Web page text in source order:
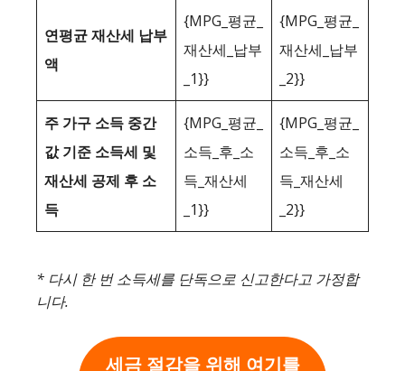
연평균 재산세 납부
액
{MPG_평균_
재산세_납부
_1}}
{MPG_평균_
재산세_납부
_2}}
주 가구 소득 중간
값 기준 소득세 및
재산세 공제 후 소
득
{MPG_평균_
소득_후_소
득_재산세
_1}}
{MPG_평균_
소득_후_소
득_재산세
_2}}
* 다시 한 번 소득세를 단독으로 신고한다고 가정합
니다.
세금 절감을 위해 여기를